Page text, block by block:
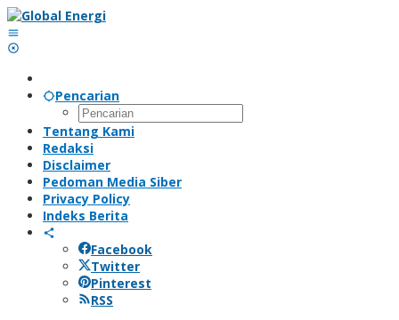
Lewati
ke
konten
Pencarian
Tentang Kami
Redaksi
Disclaimer
Pedoman Media Siber
Privacy Policy
Indeks Berita
Facebook
Twitter
Pinterest
RSS